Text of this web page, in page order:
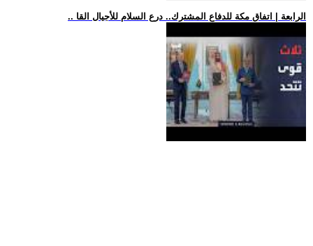
.. الرابعة | اتفاق مكة للدفاع المشترك.. درع السلام للأجيال القا